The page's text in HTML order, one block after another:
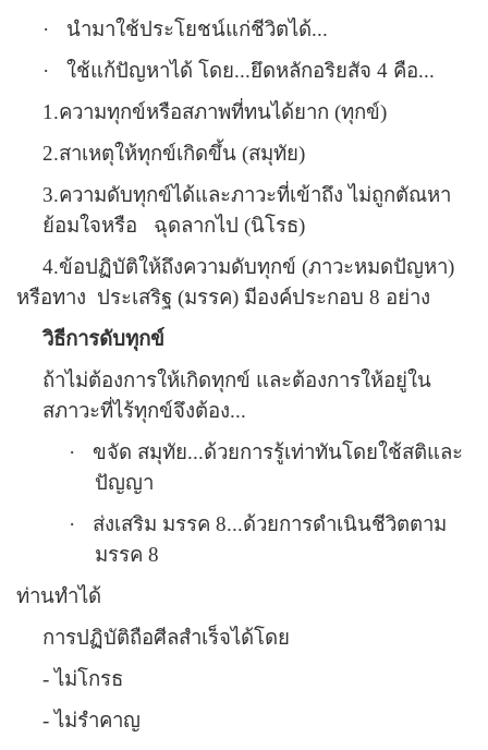
·
นำมาใช้ประโยชน์แก่ชีวิตได้...
·
ใช้แก้ปัญหาได้ โดย...ยึดหลักอริยสัจ 4 คือ...
1.ความทุกข์หรือสภาพที่ทนได้ยาก (ทุกข์)
2.สาเหตุให้ทุกข์เกิดขึ้น (สมุทัย)
3.ความดับทุกข์ได้และภาวะที่เข้าถึง ไม่ถูกตัณหา
ย้อมใจหรือ
ฉุดลากไป (นิโรธ)
4.ข้อปฏิบัติให้ถึงความดับทุกข์ (ภาวะหมดปัญหา)
หรือทาง ประเสริฐ (มรรค) มีองค์ประกอบ 8 อย่าง
วิธีการดับทุกข์
ถ้าไม่ต้องการให้เกิดทุกข์ และต้องการให้อยู่ใน
สภาวะที่ไร้ทุกข์จึงต้อง...
·
ขจัด สมุทัย...ด้วยการรู้เท่าทันโดยใช้สติและ
ปัญญา
·
ส่งเสริม มรรค 8...ด้วยการดำเนินชีวิตตาม
มรรค 8
ท่านทำได้
การปฏิบัติถือศีลสำเร็จได้โดย
- ไม่โกรธ
- ไม่รำคาญ